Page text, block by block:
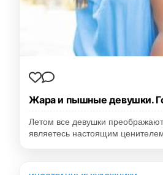
Жара и пышные девушки.
Летом все девушки
являетесь настоящим